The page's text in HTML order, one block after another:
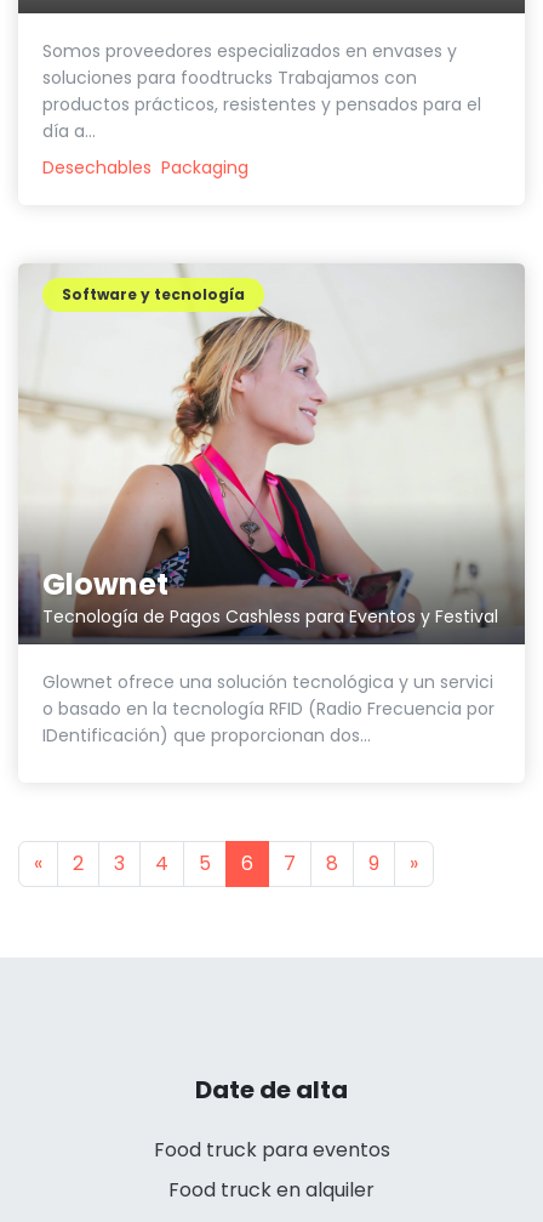
Somos proveedores especializados en envases y
soluciones para foodtrucks Trabajamos con
productos prácticos, resistentes y pensados para el
día a...
Desechables Packaging
Glownet
Tecnología de Pagos Cashless para Eventos y Festival
Software y tecnología
Glownet ofrece una solución tecnológica y un servici
o basado en la tecnología RFID (Radio Frecuencia por
IDentificación) que proporcionan dos...
«Previous
2 3 4 5 6 7 8 9 »Next
Date de alta
Food truck para eventos
Food truck en alquiler